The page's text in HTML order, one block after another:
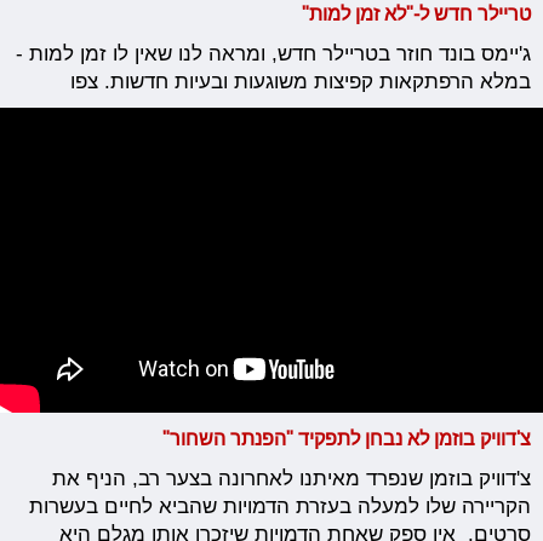
טריילר חדש ל-"לא זמן למות"
ג'יימס בונד חוזר בטריילר חדש, ומראה לנו שאין לו זמן למות -
במלא הרפתקאות קפיצות משוגעות ובעיות חדשות. צפו
צ'דוויק בוזמן לא נבחן לתפקיד "הפנתר השחור"
צ'דוויק בוזמן שנפרד מאיתנו לאחרונה בצער רב, הניף את
הקריירה שלו למעלה בעזרת הדמויות שהביא לחיים בעשרות
סרטים. אין ספק שאחת הדמויות שיזכרו אותו מגלם היא